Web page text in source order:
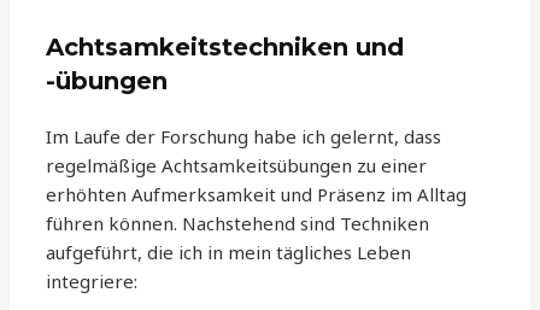
Achtsamkeitstechniken und
-übungen
Im Laufe der Forschung habe ich gelernt, dass
regelmäßige Achtsamkeitsübungen zu einer
erhöhten Aufmerksamkeit und Präsenz im Alltag
führen können. Nachstehend sind Techniken
aufgeführt, die ich in mein tägliches Leben
integriere: